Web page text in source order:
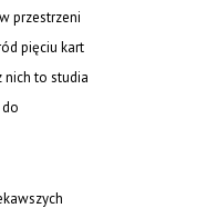
przestrzeni
pięciu kart
nich to studia